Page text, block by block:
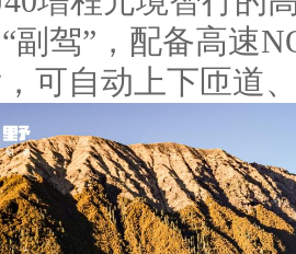
“副驾”，配备高速
可自动上下匝道